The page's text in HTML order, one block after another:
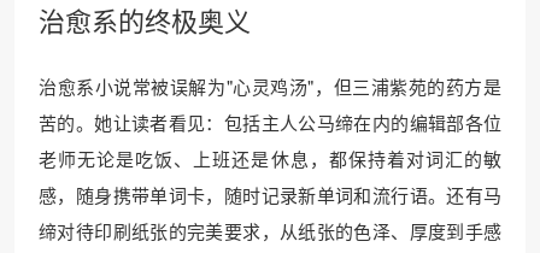
治愈系的终极奥义
治愈系小说常被误解为"心灵鸡汤"，但三浦紫苑的药方是
苦的。她让读者看见：包括主人公马缔在内的编辑部各位
老师无论是吃饭、上班还是休息，都保持着对词汇的敏
感，随身携带单词卡，随时记录新单词和流行语。还有马
缔对待印刷纸张的完美要求，从纸张的色泽、厚度到手感